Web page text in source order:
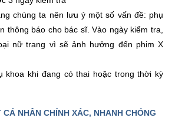
chúng ta nên lưu ý một số vấn đề: phụ
thông báo cho bác sĩ. Vào ngày kiểm tra,
nữ trang vì sẽ ảnh hưởng đến phim X
khoa khi đang có thai hoặc trong thời kỳ
NHÂN CHÍNH XÁC, NHANH CHÓNG